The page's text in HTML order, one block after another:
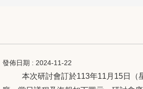
發佈日期 : 2024-11-22
本次研討會訂於113年11月15日（